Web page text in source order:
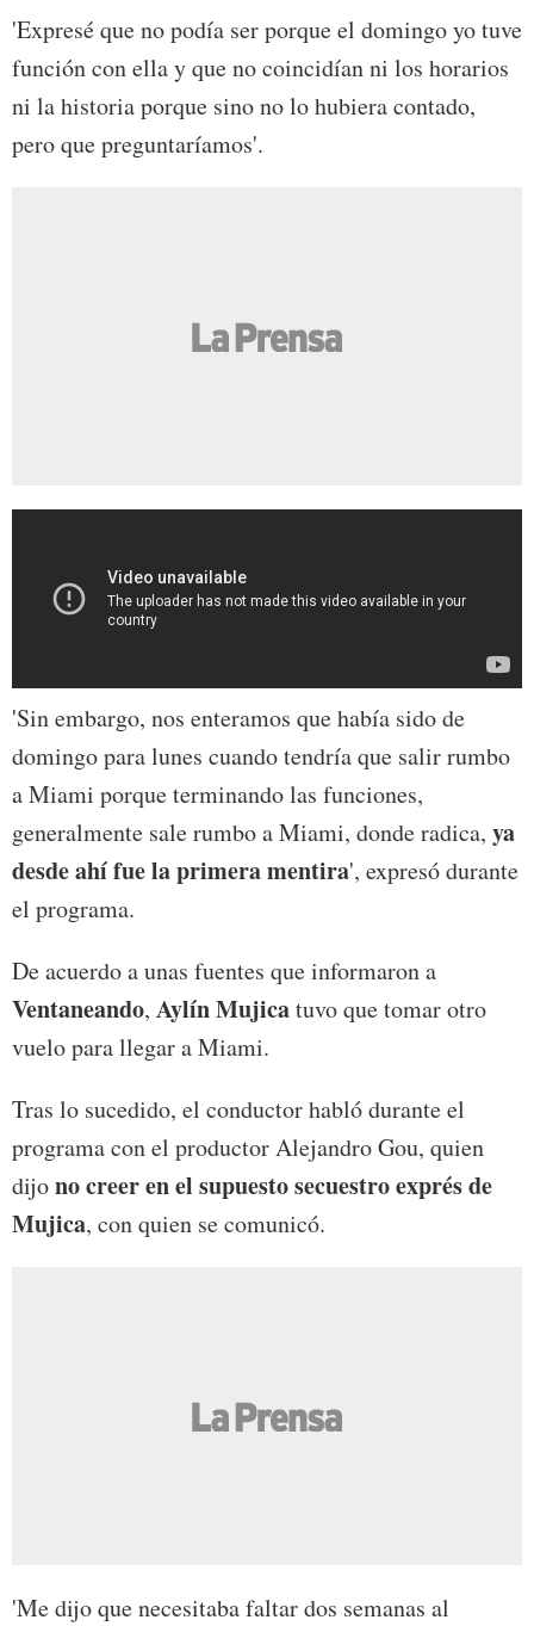
'Expresé que no podía ser porque el domingo yo tuve
función con ella y que no coincidían ni los horarios
ni la historia porque sino no lo hubiera contado,
pero que preguntaríamos'.
'Sin embargo, nos enteramos que había sido de
domingo para lunes cuando tendría que salir rumbo
a Miami porque terminando las funciones,
generalmente sale rumbo a Miami, donde radica, ya
desde ahí fue la primera mentira', expresó durante
el programa.
De acuerdo a unas fuentes que informaron a
Ventaneando, Aylín Mujicatuvo que tomar otro
vuelo para llegar a Miami.
Tras lo sucedido, el conductor habló durante el
programa con el productor Alejandro Gou, quien
dijono creer en el supuesto secuestro exprés de
Mujica, con quien se comunicó.
'Me dijo que necesitaba faltar dos semanas al